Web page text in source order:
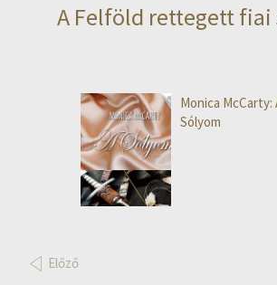
A Felföld rettegett fiai
Monica McCarty:
Sólyom
Előző